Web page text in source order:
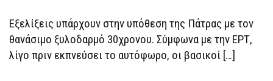
ΘΑΝΆΣΙΜΟ
ΞΥΛΟΔΑΡΜΌ
ΤΟΥ
30ΧΡΟΝΟΥ
ΚΩΣΤΆ
Εξελίξεις υπάρχουν στην υπόθεση της Πάτρας με τον
θανάσιμο ξυλοδαρμό 30χρονου. Σύμφωνα με την ΕΡΤ,
λίγο πριν εκπνεύσει το αυτόφωρο, οι βασικοί […]